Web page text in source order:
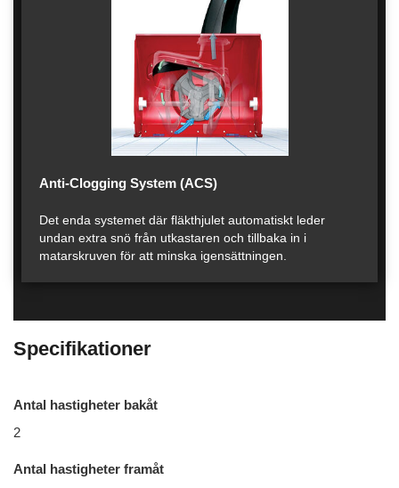
Anti-Clogging System (ACS)
Det enda systemet där fläkthjulet automatiskt leder
undan extra snö från utkastaren och tillbaka in i
matarskruven för att minska igensättningen.
Specifikationer
Antal hastigheter bakåt
2
Antal hastigheter framåt